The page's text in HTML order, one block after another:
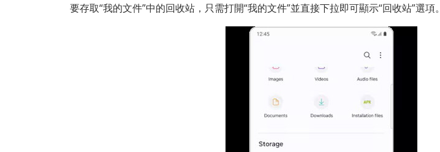
要存取“我的文件”中的回收站，只需打開“我的文件”並直接下拉即可顯示“回收站”選項。